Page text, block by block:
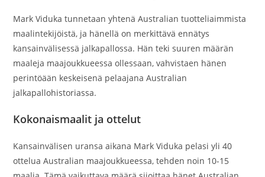
Mark Viduka tunnetaan yhtenä Australian tuotteliaimmista
maalintekijöistä, ja hänellä on merkittävä ennätys
kansainvälisessä jalkapallossa. Hän teki suuren määrän
maaleja maajoukkueessa ollessaan, vahvistaen hänen
perintöään keskeisenä pelaajana Australian
jalkapallohistoriassa.
Kokonaismaalit ja ottelut
Kansainvälisen uransa aikana Mark Viduka pelasi yli 40
ottelua Australian maajoukkueessa, tehden noin 10-15